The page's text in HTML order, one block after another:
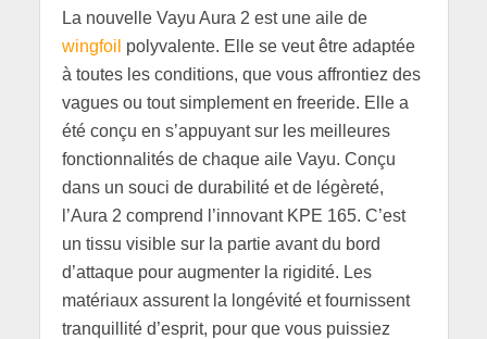
La nouvelle Vayu Aura 2 est une aile de
wingfoil polyvalente. Elle se veut être adaptée
à toutes les conditions, que vous affrontiez des
vagues ou tout simplement en freeride. Elle a
été conçu en s’appuyant sur les meilleures
fonctionnalités de chaque aile Vayu. Conçu
dans un souci de durabilité et de légèreté,
l’Aura 2 comprend l’innovant KPE 165. C’est
un tissu visible sur la partie avant du bord
d’attaque pour augmenter la rigidité. Les
matériaux assurent la longévité et fournissent
tranquillité d’esprit, pour que vous puissiez